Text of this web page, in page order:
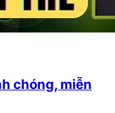
chóng, miễn